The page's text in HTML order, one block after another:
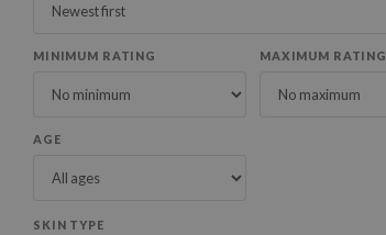
MINIMUM RATING MAXIMUM RATING
AGE
SKIN TYPE